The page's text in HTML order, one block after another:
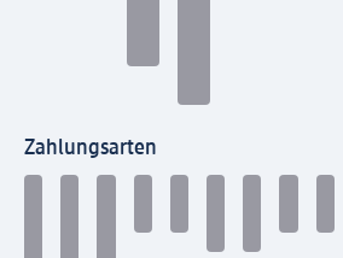
Zahlungsarten